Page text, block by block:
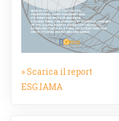
» Scarica il report
ESG.IAMA